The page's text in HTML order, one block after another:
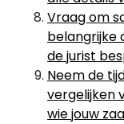
Vraag om
belangrijke
de jurist
Neem de
vergelijken
wie jouw